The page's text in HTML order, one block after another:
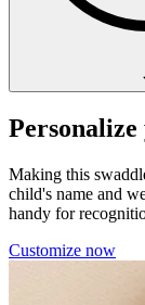
Making this
child's name and
handy for
Customize now